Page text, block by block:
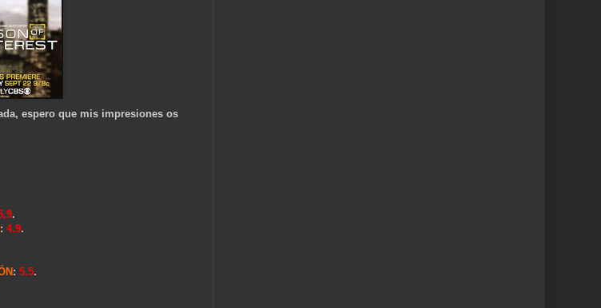
espero que mis impresiones os
.
: 4.9.
: 5.5.